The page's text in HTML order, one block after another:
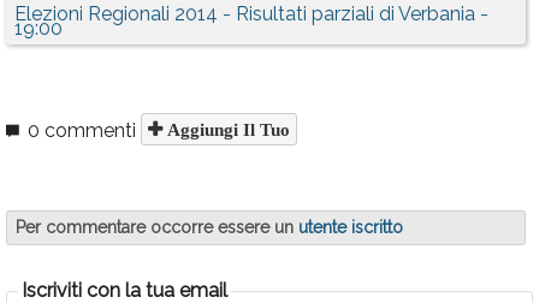
Elezioni Regionali 2014 - Risultati parziali di Verbania -
19:00
0 commenti Aggiungi Il Tuo
Per commentare occorre essere un utente iscritto
Iscriviti con la tua email